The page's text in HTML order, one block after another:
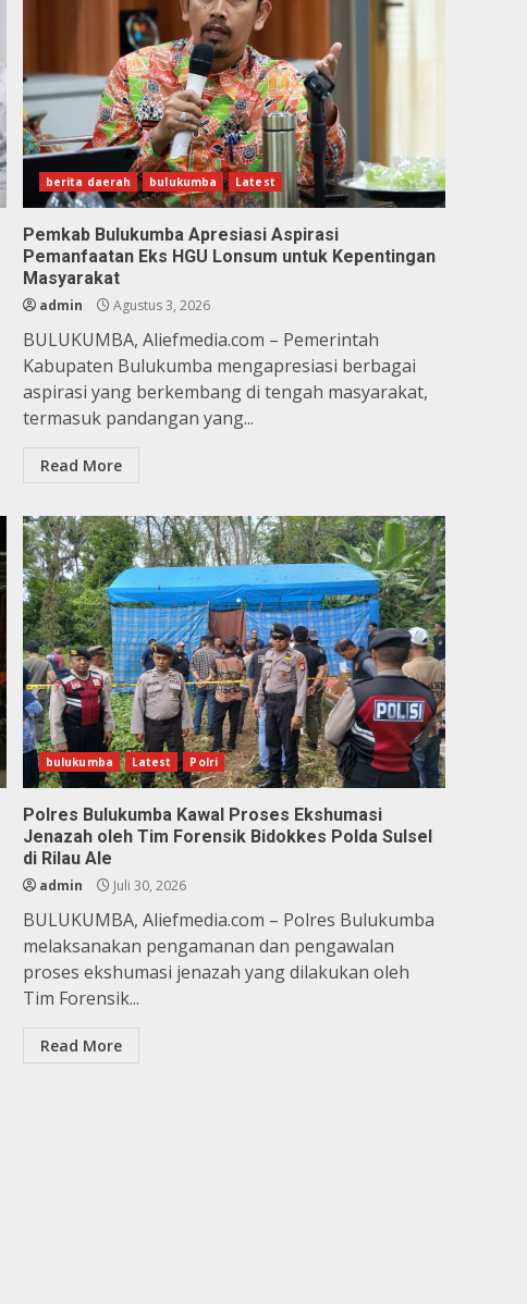
berita daerah bulukumba Latest
Pemkab Bulukumba Apresiasi Aspirasi
Pemanfaatan Eks HGU Lonsum untuk Kepentingan
Masyarakat
admin Agustus 3, 2026
BULUKUMBA, Aliefmedia.com – Pemerintah
Kabupaten Bulukumba mengapresiasi berbagai
aspirasi yang berkembang di tengah masyarakat,
termasuk pandangan yang...
Read More
bulukumba Latest Polri
Polres Bulukumba Kawal Proses Ekshumasi
Jenazah oleh Tim Forensik Bidokkes Polda Sulsel
di Rilau Ale
admin Juli 30, 2026
BULUKUMBA, Aliefmedia.com – Polres Bulukumba
melaksanakan pengamanan dan pengawalan
proses ekshumasi jenazah yang dilakukan oleh
Tim Forensik...
Read More